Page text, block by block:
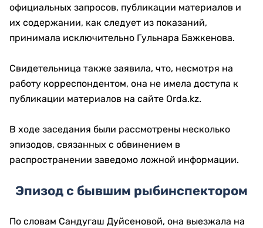
официальных запросов, публикации материалов и
их содержании, как следует из показаний,
принимала исключительно Гульнара Бажкенова.
Свидетельница также заявила, что, несмотря на
работу корреспондентом, она не имела доступа к
публикации материалов на сайте Orda.kz.
В ходе заседания были рассмотрены несколько
эпизодов, связанных с обвинением в
распространении заведомо ложной информации.
Эпизод с бывшим рыбинспектором
По словам Сандугаш Дуйсеновой, она выезжала на